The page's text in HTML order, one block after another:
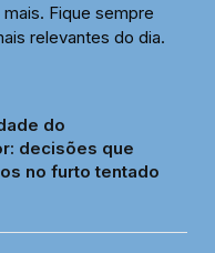
Fique sempre
relevantes do dia.
do
decisões que
no furto tentado